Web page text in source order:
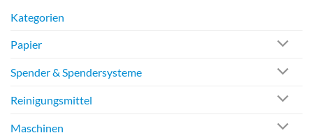
Kategorien
Papier
Spender & Spendersysteme
Reinigungsmittel
Maschinen